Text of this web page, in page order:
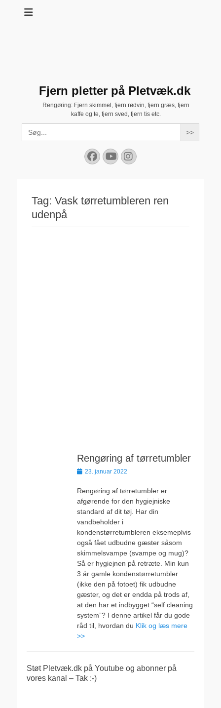
Fjern pletter på Pletvæk.dk
Rengøring: Fjern skimmel, fjern rødvin, fjern græs, fjern
kaffe og te, fjern sved, fjern tis etc.
Search
for:
Facebook
YouTube
Instagram
Tag: Vask tørretumbleren ren
udenpå
Rengøring af tørretumbler
Udgivet
23. januar 2022
Rengøring af tørretumbler er
afgørende for den hygiejniske
standard af dit tøj. Har din
vandbeholder i
kondenstørretumbleren eksemeplvis
også fået udbudne gæster såsom
skimmelsvampe (svampe og mug)?
Så er hygiejnen på retræte. Min kun
3 år gamle kondenstørretumbler
(ikke den på fotoet) fik udbudne
gæster, og det er endda på trods af,
at den har et indbygget “self cleaning
system”? I denne artikel får du gode
råd til, hvordan du Klik og læs mere
>>
Støt Pletvæk.dk på Youtube og abonner på
vores kanal – Tak :-)